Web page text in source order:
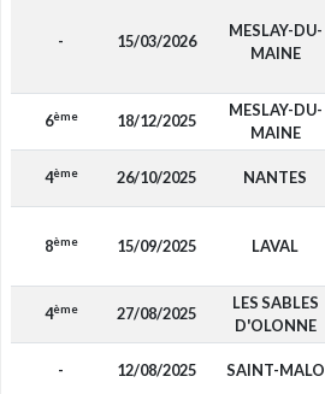
- 15/03/2026
MESLAY-DU-
MAINE
6ème 18/12/2025
MESLAY-DU-
MAINE
4ème 26/10/2025 NANTES
8ème 15/09/2025 LAVAL
4ème 27/08/2025
LES SABLES
D'OLONNE
- 12/08/2025 SAINT-MALO